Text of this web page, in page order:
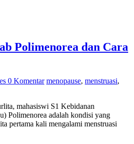
Polimenorea dan Cara
0 Komentar menopause, menstruasi,
mahasiswi S1 Kebidanan
Polimenorea adalah kondisi yang
pertama kali mengalami menstruasi